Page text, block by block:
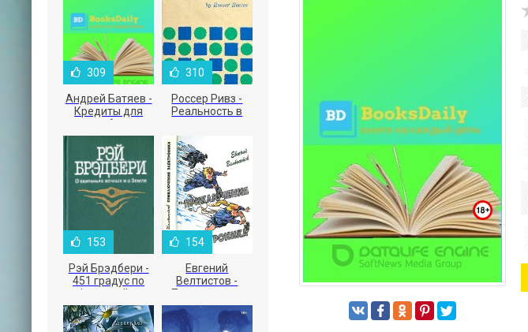
309
Андрей Батяев -
Кредиты для
малого бизнеса
310
Россер Ривз -
Реальность в
153
Рэй Брэдбери -
451 градус по
Фаренгейту
154
Евгений
Велтистов -
Приключения
Электроника